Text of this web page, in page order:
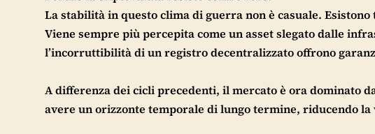
La stabilità in questo clima di guerra non è casuale.
Viene sempre più percepita come un asset slegato dalle
l’incorruttibilità di un registro decentralizzato offrono
A differenza dei cicli precedenti, il mercato è ora dominato
avere un orizzonte temporale di lungo termine, riducendo